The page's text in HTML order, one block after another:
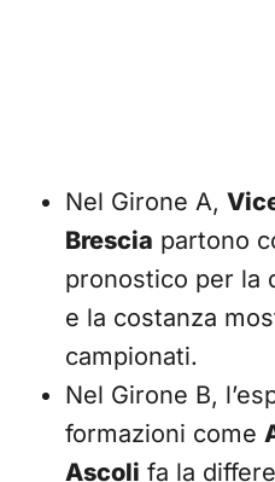
Nel Girone A,
Brescia partono
pronostico per la
e la costanza
campionati.
Nel Girone B,
formazioni come
Ascoli fa la